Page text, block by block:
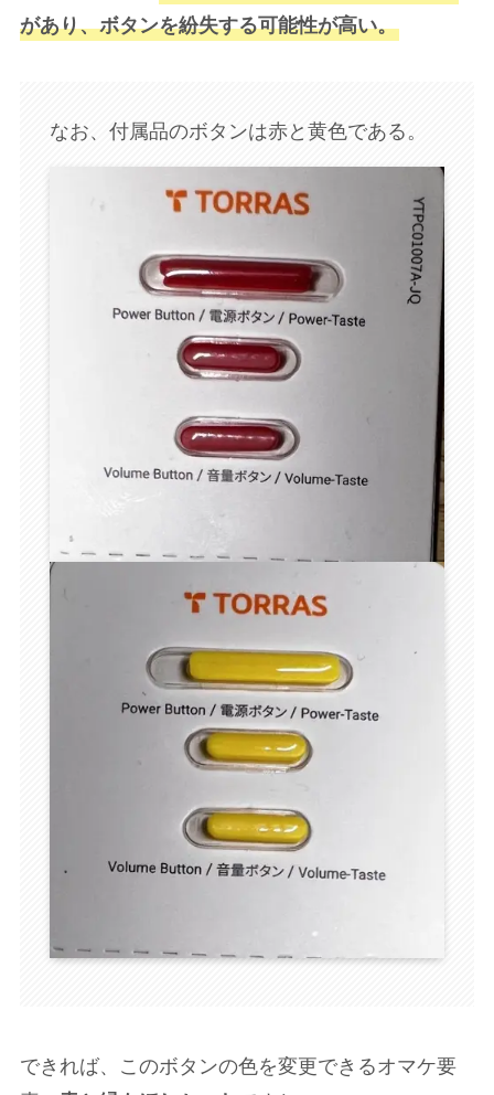
があり、ボタンを紛失する可能性が高い。
なお、付属品のボタンは赤と黄色である。
できれば、このボタンの色を変更できるオマケ要